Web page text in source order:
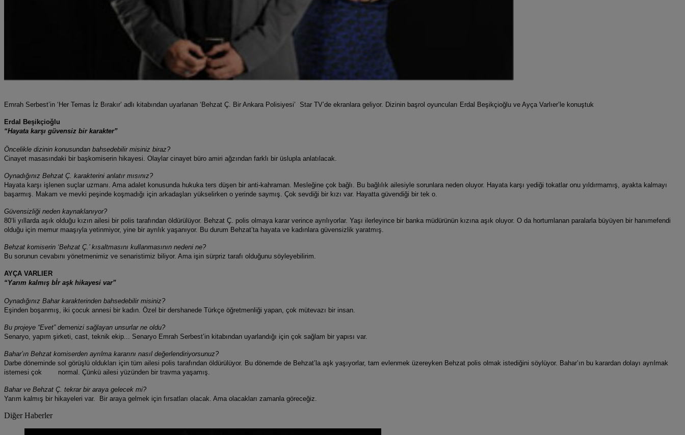
Emrah Serbest’in ‘Her Temas İz Bırakır’ adlı kitabından uyarlanan ‘Behzat Ç. Bir Ankara Polisiyesi’ Star TV’de ekranlara geliyor. Dizinin başrol oyuncuları Erdal Beşikçioğlu ve Ayça Varlıer’le konuştuk
Erdal Beşikçioğlu
“Hayata karşı güvensiz bir karakter”
Öncelikle dizinin konusundan bahsedebilir misiniz biraz?
Cinayet masasındaki bir başkomiserin hikayesi. Olaylar cinayet büro amiri ağzından farklı bir üslupla anlatılacak.
Oynadığınız Behzat Ç. karakterini anlatır mısınız?
Hayata karşı işlenen suçlar uzmanı. Ama adalet konusunda hukuka ters düşen bir anti-kahraman. Mesleğine çok bağlı. Bu bağlılık ailesiyle sorunlara neden oluyor. Hayata karşı yediği tokatlar onu yıldırmamış, ayakta kalmayı
başarmış. Makam ve mevki peşinde koşmadığı için arkadaşları yükselirken o yerinde saymış. Çok sevdiği bir kızı var. Hayatta güvendiği bir tek o.
Güvensizliği neden kaynaklanıyor?
80‘li yıllarda aşık olduğu kızın ailesi bir polis tarafından öldürülüyor. Behzat Ç. polis olmaya karar verince ayrılıyorlar. Yaşı ilerleyince bir banka müdürünün kızına aşık oluyor. O da hortumlanan paralarla büyüyen bir hanımefendi
olduğu için memur maaşıyla yetinmiyor, yine bir ayrılık yaşanıyor. Bu durum Behzat’ta hayata ve kadınlara güvensizlik yaratmış.
Behzat komiserin ‘Behzat Ç.’ kısaltmasını kullanmasının nedeni ne?
Bu sorunun cevabını yönetmenimiz ve senaristimiz biliyor. Ama işin sürpriz tarafı olduğunu söyleyebilirim.
AYÇA VARLIER
“Yarım kalmış bİr aşk hikayesi var”
Oynadığınız Bahar karakterinden bahsedebilir misiniz?
Eşinden boşanmış, iki çocuk annesi bir kadın. Özel bir dershanede Türkçe öğretmenliği yapan, çok mütevazı bir insan.
Bu projeye “Evet” demenizi sağlayan unsurlar ne oldu?
Senaryo, yapım şirketi, cast, teknik ekip... Senaryo Emrah Serbest’in kitabından uyarlandığı için çok sağlam bir yapısı var.
Bahar’ın Behzat komiserden ayrılma kararını nasıl değerlendiriyorsunuz?
Darbe döneminde sol görüşlü oldukları için tüm ailesi polis tarafından öldürülüyor. Bu dönemde de Behzat’la aşk yaşıyorlar, tam evlenmek üzereyken Behzat polis olmak istediğini söylüyor. Bahar’ın bu karardan dolayı ayrılmak
istemesi çok normal. Çünkü ailesi yüzünden bir travma yaşamış.
Bahar ve Behzat Ç. tekrar bir araya gelecek mi?
Yarım kalmış bir hikayeleri var. Bir araya gelmek için fırsatları olacak. Ama olacakları zamanla göreceğiz.
Diğer Haberler